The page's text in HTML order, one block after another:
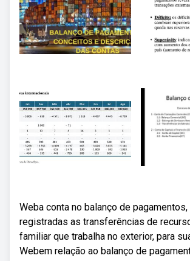
Weba conta no balanço de
registradas as transferências de
familiar que trabalha no exterior, para
Webem relação ao balanço de